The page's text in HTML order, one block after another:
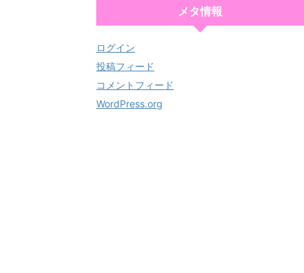
メタ情報
ログイン
投稿フィード
コメントフィード
WordPress.org